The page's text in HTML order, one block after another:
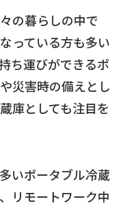
の暮らしの中で
っている方も多い
ち運びができるポ
災害時の備えとし
庫としても注目を
いポータブル冷蔵
リモートワーク中